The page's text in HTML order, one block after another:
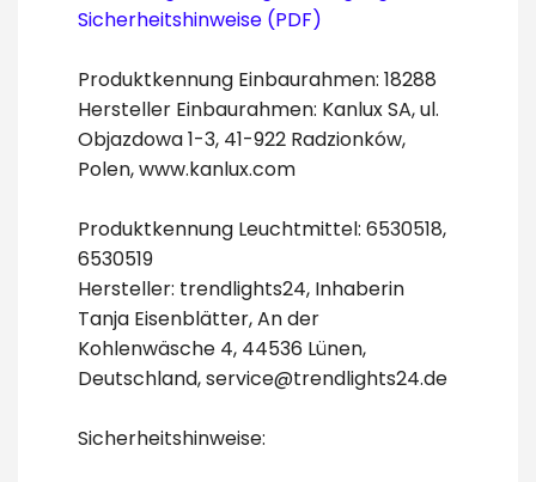
Sicherheitshinweise (PDF)
Produktkennung Einbaurahmen: 18288
Hersteller Einbaurahmen: Kanlux SA, ul.
Objazdowa 1-3, 41-922 Radzionków,
Polen, www.kanlux.com
Produktkennung Leuchtmittel: 6530518,
6530519
Hersteller: trendlights24, Inhaberin
Tanja Eisenblätter, An der
Kohlenwäsche 4, 44536 Lünen,
Deutschland, service@trendlights24.de
Sicherheitshinweise: